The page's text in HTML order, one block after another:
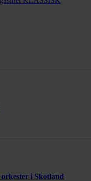
i Skotland